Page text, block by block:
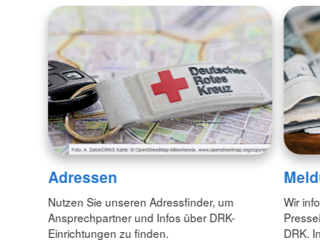
Adressen
Nutzen Sie unseren Adressfinder, um
Ansprechpartner und Infos über DRK-
Einrichtungen zu finden.
Wir
DRK.